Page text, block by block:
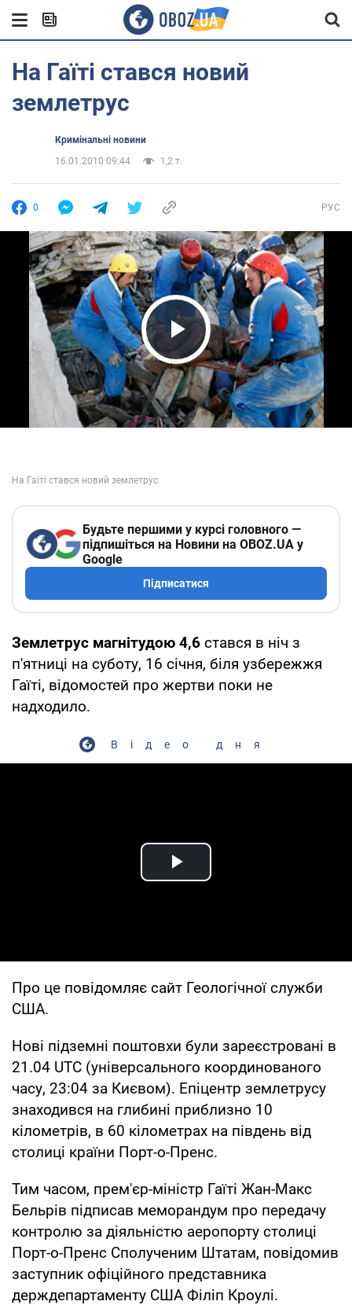
На Гаїті стався новий
землетрус
Кримінальні новини
16.01.2010 09:44
1,2 т.
0 РУС
Play Video
Будьте першими у курсі головного —
підпишіться на Новини на OBOZ.UA у
Google
Підписатися
Землетрус магнітудою 4,6 стався в ніч з
п'ятниці на суботу, 16 січня, біля узбережжя
Гаїті, відомостей про жертви поки не
надходило.
Відео дня
Play Video
Про це повідомляє сайт Геологічної служби
США.
Нові підземні поштовхи були зареєстровані в
21.04 UTC (універсального координованого
часу, 23:04 за Києвом). Епіцентр землетрусу
знаходився на глибині приблизно 10
кілометрів, в 60 кілометрах на південь від
столиці країни Порт-о-Пренс.
Тим часом, прем'єр-міністр Гаїті Жан-Макс
Бельрів підписав меморандум про передачу
контролю за діяльністю аеропорту столиці
Порт-о-Пренс Сполученим Штатам, повідомив
заступник офіційного представника
держдепартаменту США Філіп Кроулі.